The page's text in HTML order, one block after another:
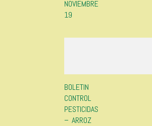
NOVIEMBRE
19
BOLETIN
CONTROL
PESTICIDAS
– ARROZ